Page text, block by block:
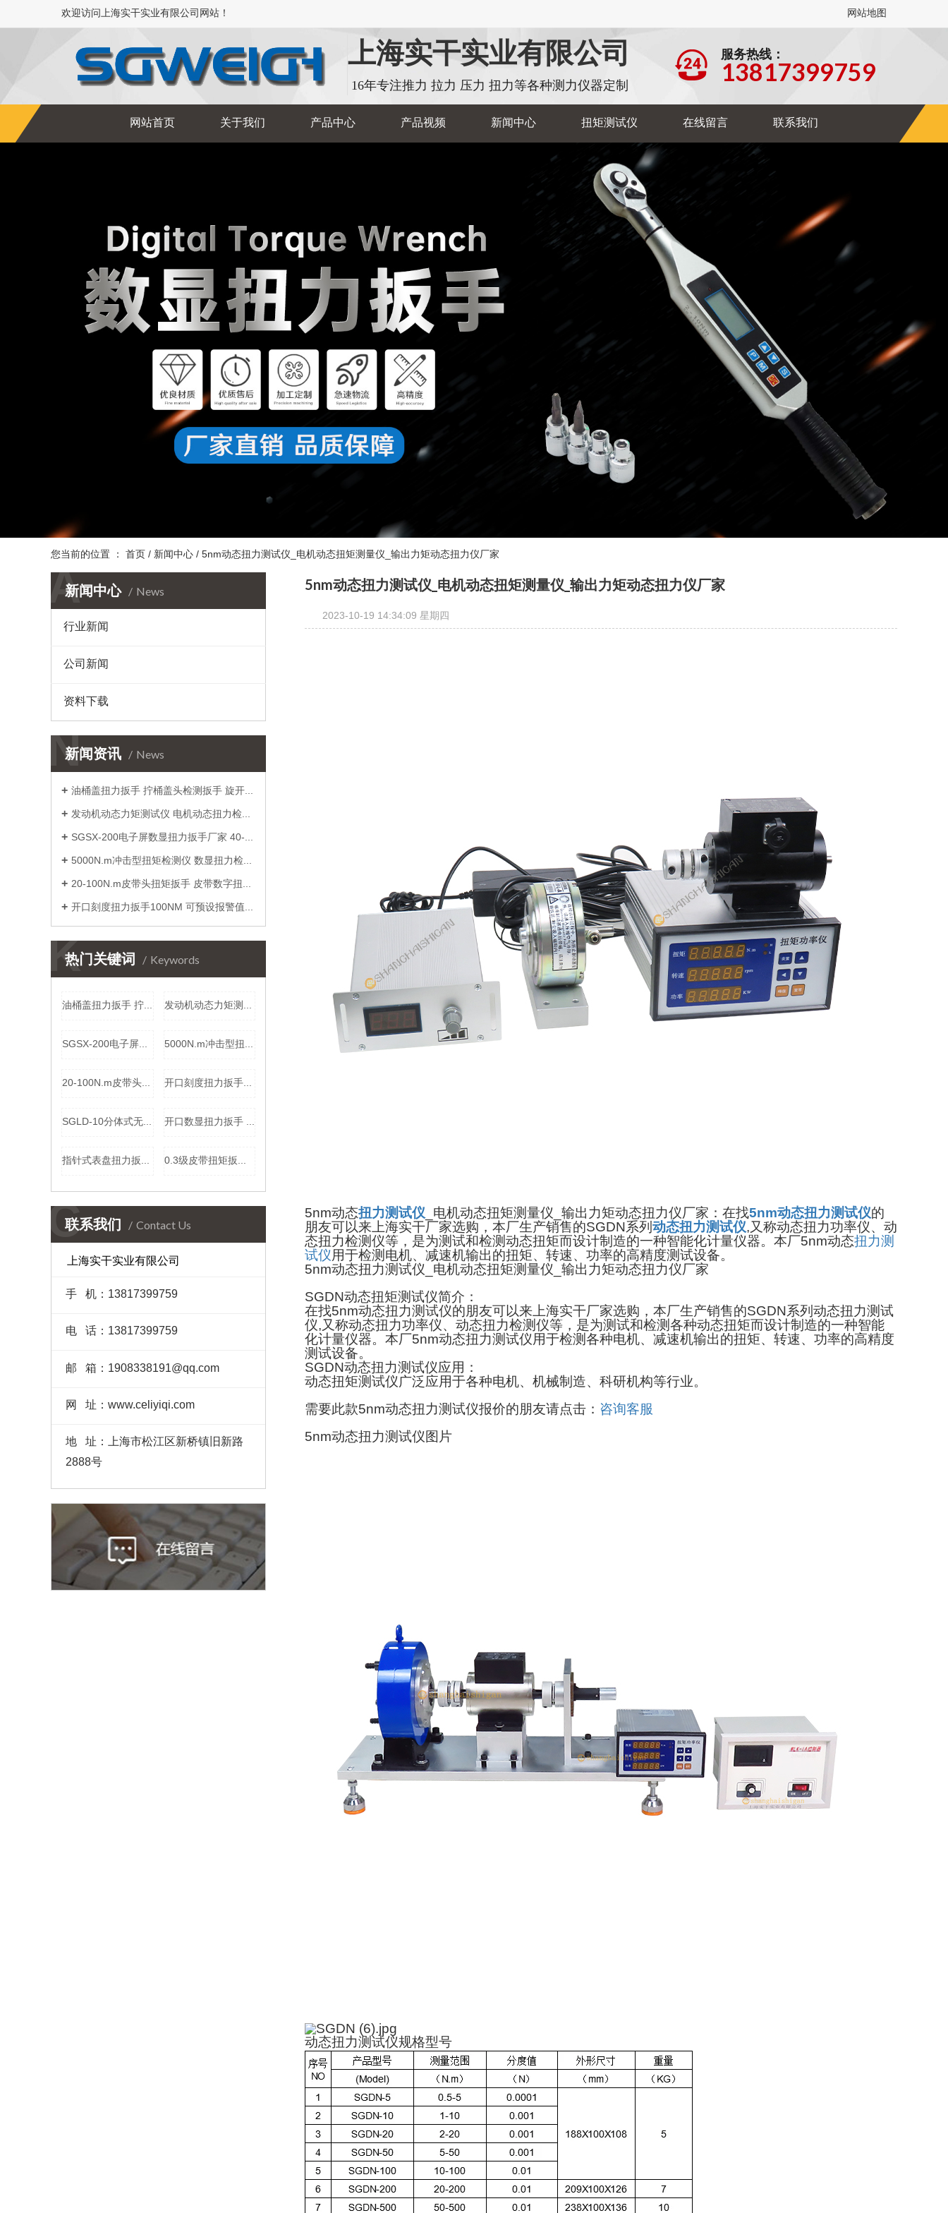
欢迎访问上海实干实业有限公司网站！ 网站地图
上海实干实业有限公司
16年专注推力 拉力 压力 扭力等各种测力仪器定制
服务热线：
13817399759
网站首页 关于我们 产品中心 产品视频 新闻中心 扭矩测试仪 在线留言 联系我们
您当前的位置 ： 首页 / 新闻中心 / 5nm动态扭力测试仪_电机动态扭矩测量仪_输出力矩动态扭力仪厂家
新闻中心 News
A
行业新闻
公司新闻
资料下载
新闻资讯 News
N
油桶盖扭力扳手 拧桶盖头检测扳手 旋开松紧扭力桶盖工具厂家
发动机动态力矩测试仪 电机动态扭力检定仪 小量程电机转矩测量仪厂家
SGSX-200电子屏数显扭力扳手厂家 40-200N.m数字显示扭矩扳手价格
5000N.m冲击型扭矩检测仪 数显扭力检验测量仪 冲击扳手扭矩校准仪价格
20-100N.m皮带头扭矩扳手 皮带数字扭力扳手 可调式扭力工具实干
开口刻度扭力扳手100NM 可预设报警值预置式扭矩扳手 开口头力矩扳手价格
热门关键词 Keywords
K
油桶盖扭力扳手 拧桶盖头检测扳手 旋开松紧扭力桶盖工具厂家 发动机动态力矩测试仪 电机动态扭力检定仪 小量程电机转矩测量仪厂家
SGSX-200电子屏数显扭力扳手厂家 40-200N.m数字显示扭矩扳手价格 5000N.m冲击型扭矩检测仪 数显扭力检验测量仪 冲击扳手扭矩校准仪价格
20-100N.m皮带头扭矩扳手 皮带数字扭力扳手 可调式扭力工具实干 开口刻度扭力扳手100NM 可预设报警值预置式扭矩扳手 开口头力矩扳手价格
SGLD-10分体式无线测力计 10T 手持仪表距离读数拉力计 船舶锚链拉力无线测力仪价格 开口数显扭力扳手 20～100N.m 开口扭矩扳手 开口式数显扭矩扳手价格
指针式表盘扭力扳手1000N.m 食品行业手动紧固检测表盘扳手厂家（直观读数 ） 0.3级皮带扭矩扳手 数显式4-20NM电子扭矩扳手 皮带头力矩工具价格
联系我们 Contact Us
C
上海实干实业有限公司
手 机：13817399759
电 话：13817399759
邮 箱：1908338191@qq.com
网 址：www.celiyiqi.com
地 址：上海市松江区新桥镇旧新路
2888号
5nm动态扭力测试仪_电机动态扭矩测量仪_输出力矩动态扭力仪厂家
2023-10-19 14:34:09 星期四
5nm动态扭力测试仪_电机动态扭矩测量仪_输出力矩动态扭力仪厂家：在找5nm动态扭力测试仪的
朋友可以来上海实干厂家选购，本厂生产销售的SGDN系列 动态扭力测试仪,又称动态扭力功率仪、动
态扭力检测仪等，是为测试和检测动态扭矩而设计制造的一种智能化计量仪器。本厂5nm动态扭力测
试仪用于检测电机、减速机输出的扭矩、转速、功率的高精度测试设备。
5nm动态扭力测试仪_电机动态扭矩测量仪_输出力矩动态扭力仪厂家
SGDN动态扭矩测试仪简介：
在找5nm动态扭力测试仪的朋友可以来上海实干厂家选购，本厂生产销售的SGDN系列动态扭力测试
仪,又称动态扭力功率仪、动态扭力检测仪等，是为测试和检测各种动态扭矩而设计制造的一种智能
化计量仪器。本厂5nm动态扭力测试仪用于检测各种电机、减速机输出的扭矩、转速、功率的高精度
测试设备。
SGDN动态扭力测试仪应用：
动态扭矩测试仪广泛应用于各种电机、机械制造、科研机构等行业。
需要此款5nm动态扭力测试仪报价的朋友请点击： 咨询客服
5nm动态扭力测试仪图片
动态扭力测试仪规格型号